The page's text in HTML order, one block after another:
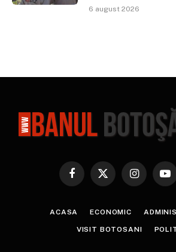
6 august 2026
Facebook
X
Instagram
ACASA ECONOMIC
VISIT BOTOSANI